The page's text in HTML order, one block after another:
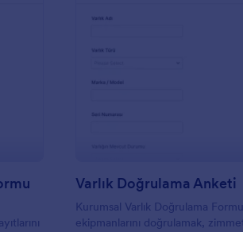
Varlık Doğrulama Anketi
Kurumsal Varlık Doğrulama
ekipmanlarını doğrulamak,